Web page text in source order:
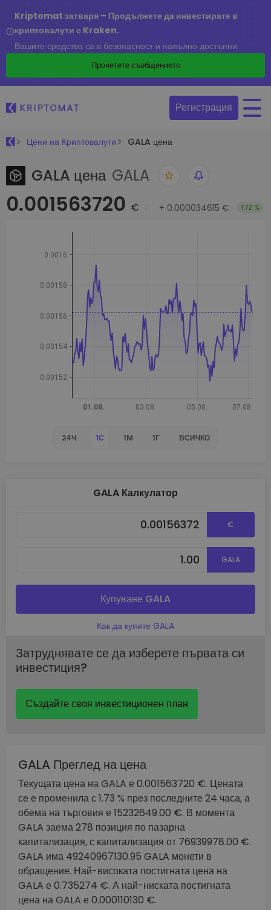
Kriptomat затваря – Продължете да инвестирате в
криптовалути с Kraken.
Вашите средства са в безопасност и напълно достъпни.
Прочетете съобщението
Регистрация
Цени на Криптовалути GALA цена
GALA цена GALA
0.001563720 € + 0.000034615 € 1.72 %
24Ч 1С 1M 1Г ВСИЧКО
GALA Калкулатор
€
GALA
Купуване GALA
Как да купите GALA
Затруднявате се да изберете първата си
инвестиция?
Създайте своя инвестиционен план
GALA Преглед на цена
Текущата цена на GALA е 0.001563720 €. Цената
се е променила с 1.73 % през последните 24 часа, а
обема на търговия е 15232649.00 €. В момента
GALA заема 278 позиция по пазарна
капитализация, с капитализация от 76939978.00 €.
GALA има 49240967130.95 GALA монети в
обращение. Най-високата постигната цена на
GALA е 0.735274 €. А най-ниската постигната
цена на GALA е 0.000110130 €.